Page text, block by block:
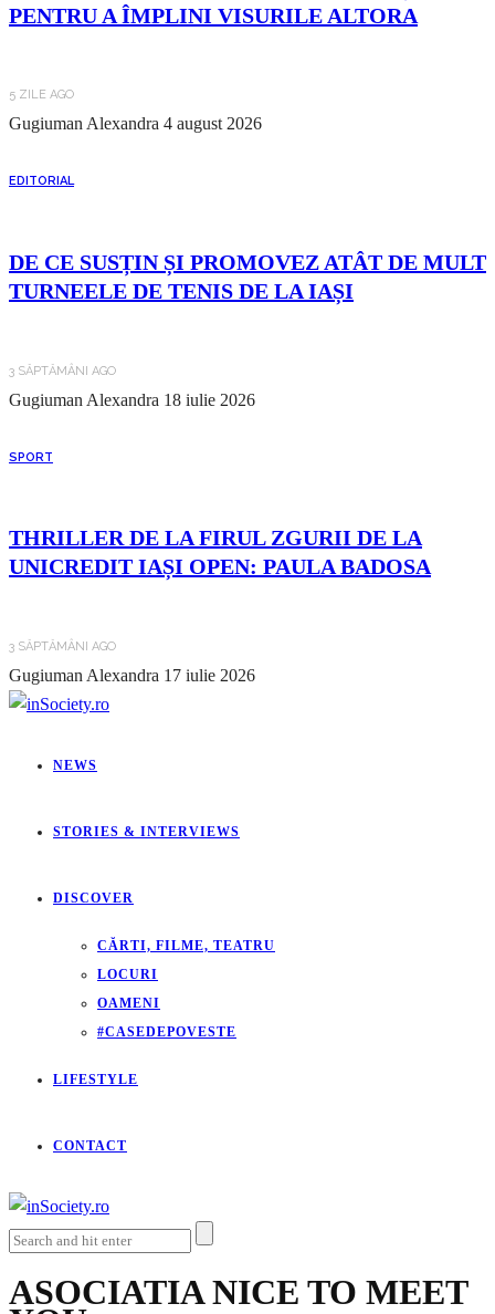
PENTRU A ÎMPLINI VISURILE ALTORA
5 ZILE AGO
Gugiuman Alexandra 4 august 2026
EDITORIAL
DE CE SUSȚIN ȘI PROMOVEZ ATÂT DE MULT
TURNEELE DE TENIS DE LA IAȘI
3 SĂPTĂMÂNI AGO
Gugiuman Alexandra 18 iulie 2026
SPORT
THRILLER DE LA FIRUL ZGURII DE LA
UNICREDIT IAȘI OPEN: PAULA BADOSA
3 SĂPTĂMÂNI AGO
Gugiuman Alexandra 17 iulie 2026
NEWS
STORIES & INTERVIEWS
DISCOVER
CĂRTI, FILME, TEATRU
LOCURI
OAMENI
#CASEDEPOVESTE
LIFESTYLE
CONTACT
ASOCIATIA NICE TO MEET